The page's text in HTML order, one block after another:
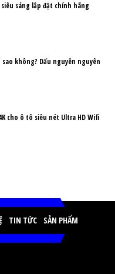
siêu sáng lắp đặt chính hãng
không? Dấu nguyên nguyên
cho ô tô siêu nét Ultra HD Wifi
TIN TỨC SẢN PHẨM